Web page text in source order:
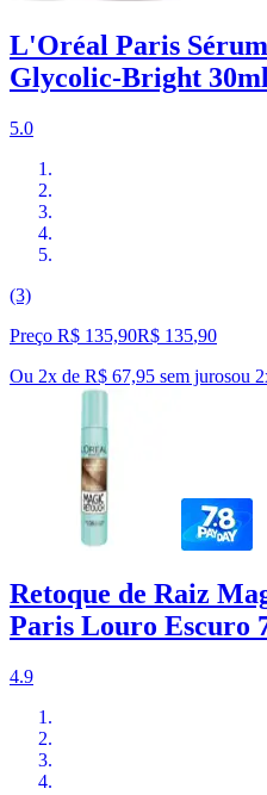
L'Oréal Paris
Glycolic-Bright 30ml
5.0
(3)
Preço R$ 135,90R$ 135,90
Ou 2x de R$ 67,95 sem jurosou 2
Retoque de Raiz
Paris Louro Escuro
4.9